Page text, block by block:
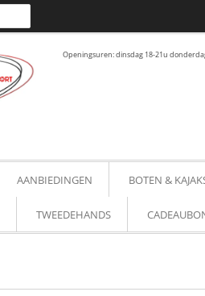
Openingsuren: dinsdag 18-21u
AANBIEDINGEN BOTEN &
TWEEDEHANDS